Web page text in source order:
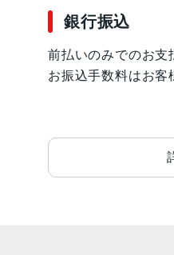
銀行振込
前払いのみでのお支
お振込手数料はお客